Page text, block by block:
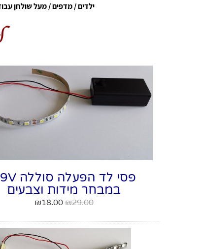
ילדים / מדפים / מעל שולחן
במבחר מידות וצבעים
₪29.00
₪18.00